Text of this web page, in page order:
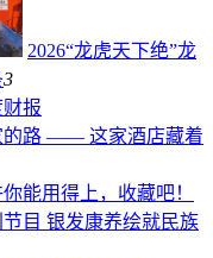
2026“龙虎天下绝”龙
3
报
的路 —— 这家酒店藏着
能用得上，收藏吧！
目 银发康养绘就民族